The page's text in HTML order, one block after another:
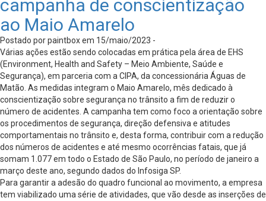
campanha de conscientização
ao Maio Amarelo
Postado por paintbox em 15/maio/2023 -
Várias ações estão sendo colocadas em prática pela área de EHS
(Environment, Health and Safety – Meio Ambiente, Saúde e
Segurança), em parceria com a CIPA, da concessionária Águas de
Matão. As medidas integram o Maio Amarelo, mês dedicado à
conscientização sobre segurança no trânsito a fim de reduzir o
número de acidentes. A campanha tem como foco a orientação sobre
os procedimentos de segurança, direção defensiva e atitudes
comportamentais no trânsito e, desta forma, contribuir com a redução
dos números de acidentes e até mesmo ocorrências fatais, que já
somam 1.077 em todo o Estado de São Paulo, no período de janeiro a
março deste ano, segundo dados do Infosiga SP.
Para garantir a adesão do quadro funcional ao movimento, a empresa
tem viabilizado uma série de atividades, que vão desde as inserções de